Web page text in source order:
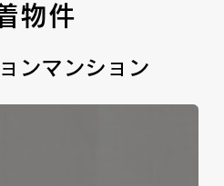
物件
ンマンション